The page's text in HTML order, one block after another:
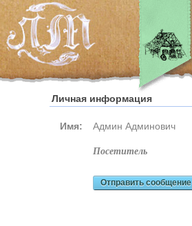
Личная информация
Имя: Админ Админович
посетитель
Отправить сообщение